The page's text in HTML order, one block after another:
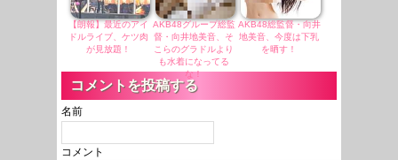
【朗報】最近のアイ
ドルライブ、ケツ肉
が見放題！
AKB48グループ総監
督・向井地美音、そ
こらのグラドルより
も水着になってる
な！
AKB48総監督・向井
地美音、今度は下乳
を晒す！
コメントを投稿する
名前
コメント